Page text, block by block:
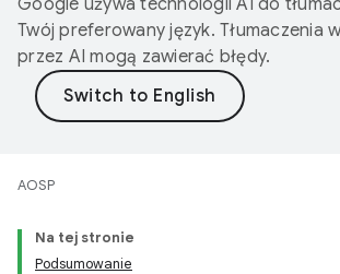
Google używa technologii AI do
Twój preferowany język. Tłumaczenia
przez AI mogą zawierać błędy.
AOSP
Na tej stronie
Podsumowanie